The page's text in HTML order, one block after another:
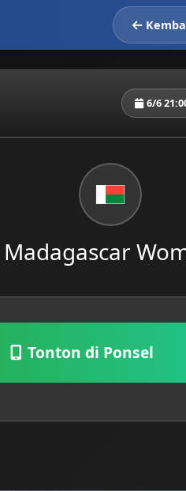
6/6
Madagascar
Tonton di Ponsel